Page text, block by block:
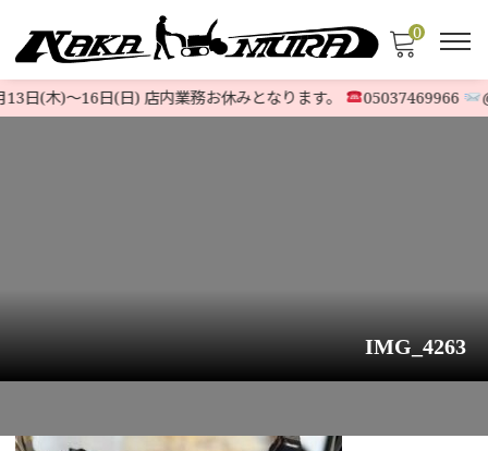
0
日(木)〜16日(日) 店内業務お休みとなります。 05037469966
IMG_4263